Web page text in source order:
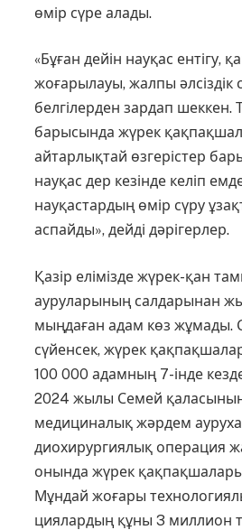
өмір сүре алады.
«Бұған дейін науқас ентігу,
жоғарылауы, жалпы әлсіздік
белгілерден зардап шеккен.
барысында жүрек
айтарлықтай өзгерістер
науқас дер кезінде келіп
науқастардың өмір сүру
аспайды», дейді дәрігерлер.
Қазір елімізде жүрек-қан
ауруларының салдарынан
мыңдаған адам көз жұмады.
сүйенсек, жүрек
100 000 адамның 7-інде
2024 жылы Семей
медициналық жәр­­дем
дио­хирургиялық операция
онында жүрек
Мұн­дай жоғары
циялардың құны 3 миллион